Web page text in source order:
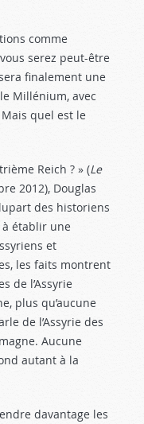
comme
vous serez peut-être
finalement une
Millénium, avec
Mais quel est le
Reich ? » (Le
2012), Douglas
des historiens
à établir une
et
les faits montrent
de l’Assyrie
plus qu’aucune
de l’Assyrie des
Aucune
autant à la
davantage les